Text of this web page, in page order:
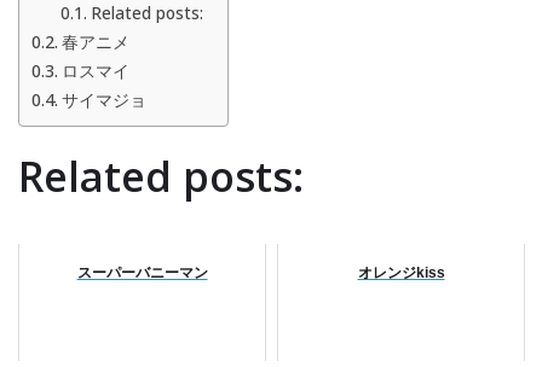
Related posts:
春アニメ
ロスマイ
サイマジョ
Related posts:
スーパーバニーマン オレンジkiss